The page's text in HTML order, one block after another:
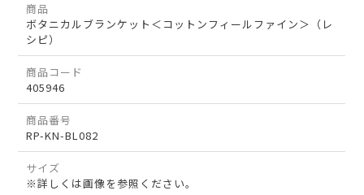
商品
ボタニカルブランケット＜コットンフィールファイン＞（レ
シピ）
商品コード
405946
商品番号
RP-KN-BL082
サイズ
※詳しくは画像を参照ください。